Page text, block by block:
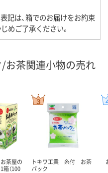
記は、箱でのお届けをお約束
めご了承ください。
お茶関連小物の売れ
茶屋の
（100
トキワ工業 糸付 お茶
パック